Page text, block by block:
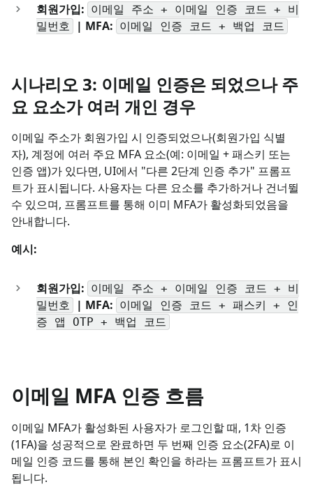
회원가입: 이메일 주소 + 이메일 인증 코드 + 비
밀번호
| MFA: 이메일 인증 코드 + 백업 코드
시나리오 3: 이메일 인증은 되었으나 주
요 요소가 여러 개인 경우
이메일 주소가 회원가입 시 인증되었으나(회원가입 식별
자), 계정에 여러 주요 MFA 요소(예: 이메일 + 패스키 또는
인증 앱)가 있다면, UI에서 "다른 2단계 인증 추가" 프롬프
트가 표시됩니다. 사용자는 다른 요소를 추가하거나 건너뛸
수 있으며, 프롬프트를 통해 이미 MFA가 활성화되었음을
안내합니다.
예시:
회원가입: 이메일 주소 + 이메일 인증 코드 + 비
밀번호
| MFA: 이메일 인증 코드 + 패스키 + 인
증 앱 OTP + 백업 코드
이메일 MFA 인증 흐름
이메일 MFA가 활성화된 사용자가 로그인할 때, 1차 인증
(1FA)을 성공적으로 완료하면 두 번째 인증 요소(2FA)로 이
메일 인증 코드를 통해 본인 확인을 하라는 프롬프트가 표시
됩니다.